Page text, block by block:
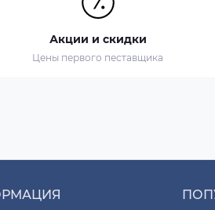
Акции и скидки
Цены первого пеставщика